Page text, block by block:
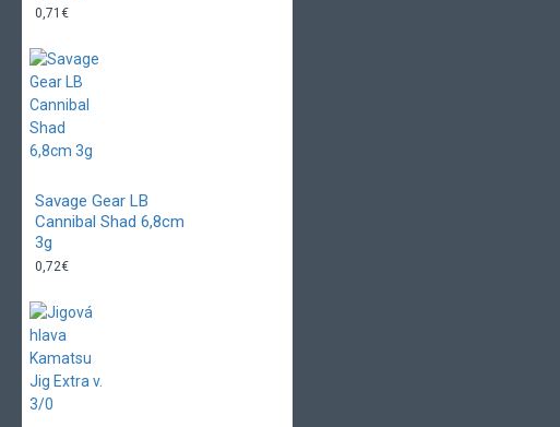
0,71€
Savage Gear LB
Cannibal Shad 6,8cm
3g
0,72€